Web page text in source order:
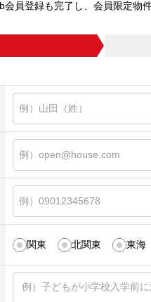
員登録も完了し、会員限定物
関東 北関東 東海